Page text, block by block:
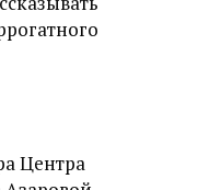
Центра